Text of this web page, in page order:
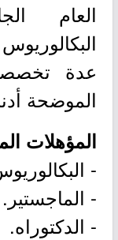
عدة
الموضحة
المؤهلات
-
- الماجستير.
- الدكتوراه.